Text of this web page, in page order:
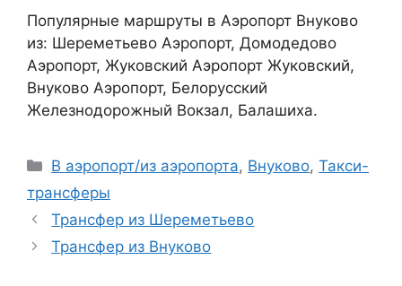
Популярные маршруты в Аэропорт Внуково
из: Шереметьево Аэропорт, Домодедово
Аэропорт, Жуковский Аэропорт Жуковский,
Внуково Аэропорт, Белорусский
Железнодорожный Вокзал, Балашиха.
Рубрики
В аэропорт/из аэропорта, Внуково,Такси-
трансферы
Трансфер из Шереметьево
Трансфер из Внуково